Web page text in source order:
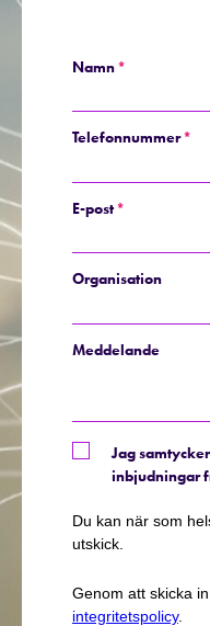
Namn*
Telefonnummer*
E-post*
Organisation
Meddelande
Jag
inbjudningar
Du kan när som
utskick.
Genom att skicka
integritetspolicy.